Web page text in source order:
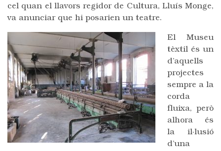
cel quan el llavors regidor de Cultura, Lluís Monge,
va anunciar que hi posarien un teatre.
El Museu
tèxtil és un
d’aquells
projectes
sempre a la
corda
fluixa, però
alhora és
la il·lusió
d’una